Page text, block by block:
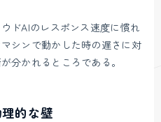
ドAIのレスポンス速度に慣れ
シンで動かした時の遅さに対
分かれるところである。
的な壁